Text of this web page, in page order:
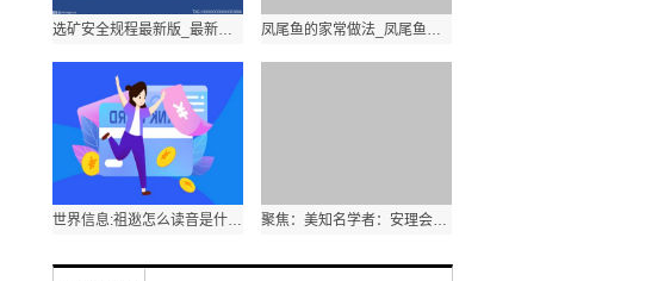
选矿安全规程最新版_最新版电业安全规程 天天快消息 凤尾鱼的家常做法_凤尾鱼的做法
世界信息:祖逖怎么读音是什么_祖逖怎么读 聚焦：美知名学者：安理会对“北溪”管道事件进行调查是“全球优先事项”